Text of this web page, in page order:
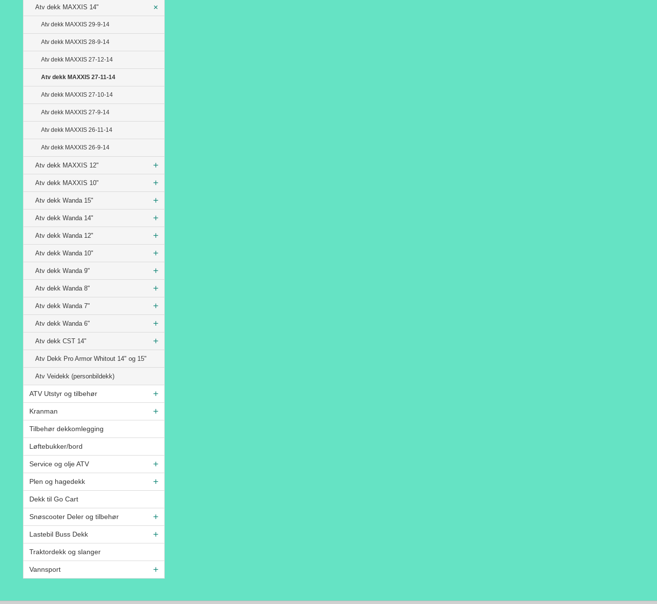
Atv dekk MAXXIS 14"
Atv dekk MAXXIS 29-9-14
Atv dekk MAXXIS 28-9-14
Atv dekk MAXXIS 27-12-14
Atv dekk MAXXIS 27-11-14
Atv dekk MAXXIS 27-10-14
Atv dekk MAXXIS 27-9-14
Atv dekk MAXXIS 26-11-14
Atv dekk MAXXIS 26-9-14
Atv dekk MAXXIS 12"
Atv dekk MAXXIS 10"
Atv dekk Wanda 15"
Atv dekk Wanda 14"
Atv dekk Wanda 12"
Atv dekk Wanda 10"
Atv dekk Wanda 9"
Atv dekk Wanda 8"
Atv dekk Wanda 7"
Atv dekk Wanda 6"
Atv dekk CST 14"
Atv Dekk Pro Armor Whitout 14" og 15"
Atv Veidekk (personbildekk)
ATV Utstyr og tilbehør
Kranman
Tilbehør dekkomlegging
Løftebukker/bord
Service og olje ATV
Plen og hagedekk
Dekk til Go Cart
Snøscooter Deler og tilbehør
Lastebil Buss Dekk
Traktordekk og slanger
Vannsport